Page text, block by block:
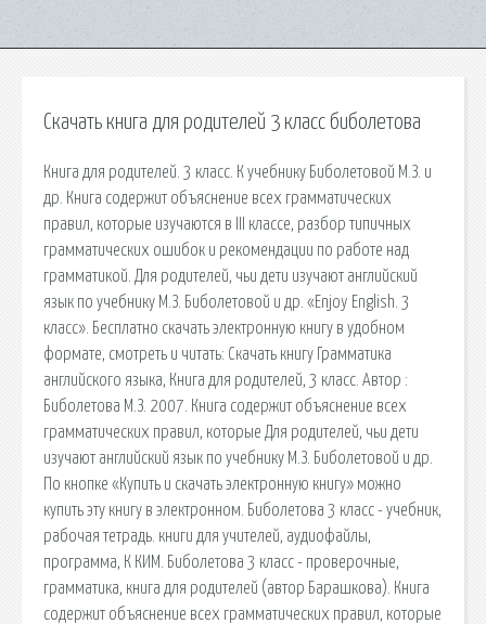
Скачать книга для родителей 3 класс биболетова
Книга для родителей. 3 класс. К учебнику Биболетовой М.З. и
др. Книга содержит объяснение всех грамматических
правил, которые изучаются в III классе, разбор типичных
грамматических ошибок и рекомендации по работе над
грамматикой. Для родителей, чьи дети изучают английский
язык по учебнику М.З. Биболетовой и др. «Enjoy English. 3
класс». Бесплатно скачать электронную книгу в удобном
формате, смотреть и читать: Скачать книгу Грамматика
английского языка, Книга для родителей, 3 класс. Автор :
Биболетова М.З. 2007. Книга содержит объяснение всех
грамматических правил, которые Для родителей, чьи дети
изучают английский язык по учебнику М.З. Биболетовой и др.
По кнопке «Купить и скачать электронную книгу» можно
купить эту книгу в электронном. Биболетова 3 класс - учебник,
рабочая тетрадь. книги для учителей, аудиофайлы,
программа, К КИМ. Биболетова 3 класс - проверочные,
грамматика, книга для родителей (автор Барашкова). Книга
содержит объяснение всех грамматических правил, которые